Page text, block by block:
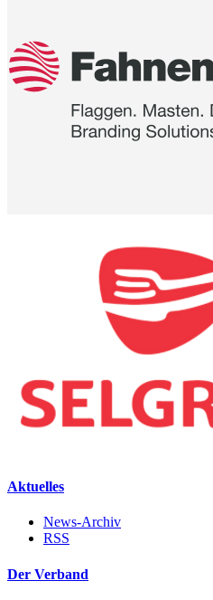
Aktuelles
News-Archiv
RSS
Der Verband